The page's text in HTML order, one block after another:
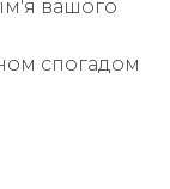
вашого
спогадом